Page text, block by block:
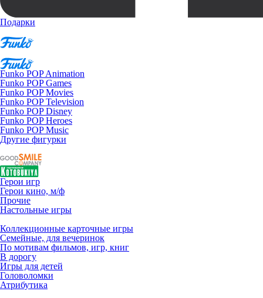
Подарки
Funko POP Animation
Funko POP Games
Funko POP Movies
Funko POP Television
Funko POP Disney
Funko POP Heroes
Funko POP Music
Другие фигурки
Герои игр
Герои кино, м/ф
Прочие
Настольные игры
Коллекционные карточные игры
Семейные, для вечеринок
По мотивам фильмов, игр, книг
В дорогу
Игры для детей
Головоломки
Атрибутика